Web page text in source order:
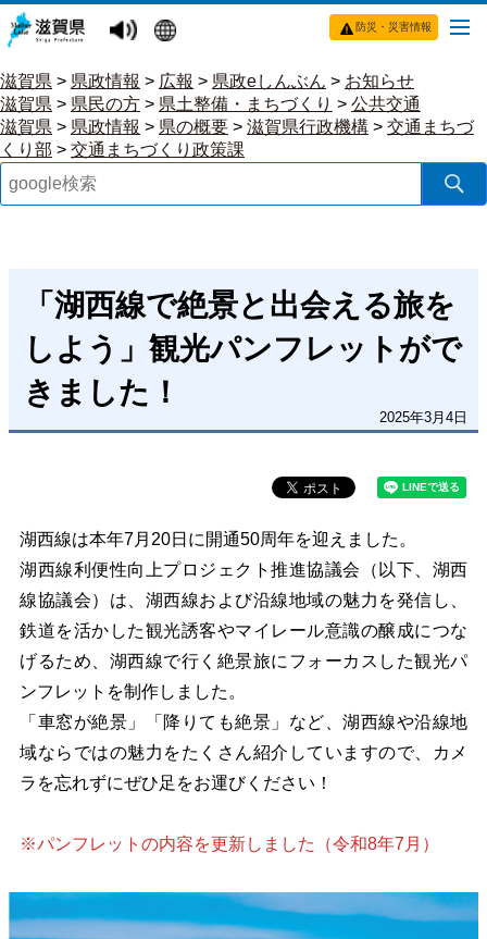
防災・災害情報
滋賀県 > 県政情報 > 広報 > 県政eしんぶん > お知らせ
滋賀県 > 県民の方 > 県土整備・まちづくり > 公共交通
滋賀県 > 県政情報 > 県の概要 > 滋賀県行政機構 > 交通まちづ
くり部 > 交通まちづくり政策課
「湖西線で絶景と出会える旅を
しよう」観光パンフレットがで
きました！
2025年3月4日
湖西線は本年7月20日に開通50周年を迎えました。
湖西線利便性向上プロジェクト推進協議会（以下、湖西
線協議会）は、湖西線および沿線地域の魅力を発信し、
鉄道を活かした観光誘客やマイレール意識の醸成につな
げるため、湖西線で行く絶景旅にフォーカスした観光パ
ンフレットを制作しました。
「車窓が絶景」「降りても絶景」など、湖西線や沿線地
域ならではの魅力をたくさん紹介していますので、カメ
ラを忘れずにぜひ足をお運びください！
※パンフレットの内容を更新しました（令和8年7月）